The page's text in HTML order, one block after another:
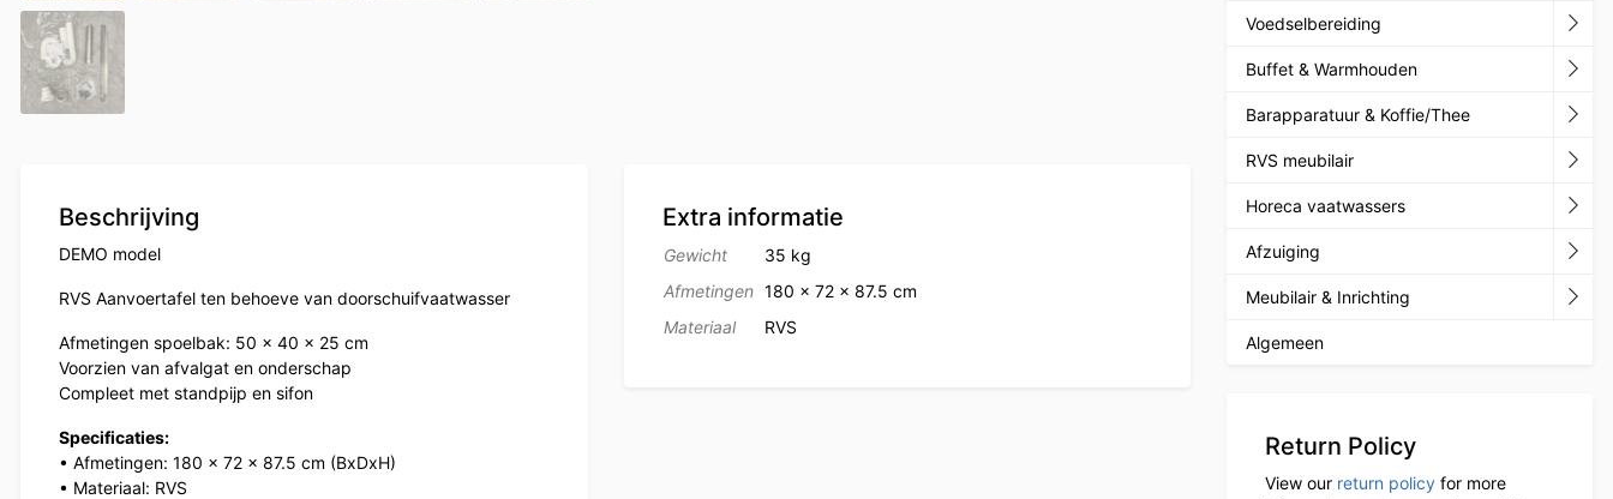
Beschrijving
DEMO model
RVS Aanvoertafel ten behoeve van doorschuifvaatwasser
Afmetingen spoelbak: 50 x 40 x 25 cm
Voorzien van afvalgat en onderschap
Compleet met standpijp en sifon
Specificaties:
• Afmetingen: 180 x 72 x 87.5 cm (BxDxH)
• Materiaal: RVS
Extra informatie
Gewicht
35 kg
Afmetingen 180 × 72 × 87.5 cm
Materiaal
RVS
Voedselbereiding
Buffet & Warmhouden
Barapparatuur & Koffie/Thee
RVS meubilair
Horeca vaatwassers
Afzuiging
Meubilair & Inrichting
Algemeen
Return Policy
View our return policy for more